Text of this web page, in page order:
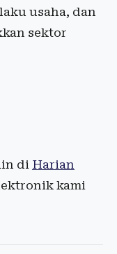
usaha, dan
sektor
di Harian
kami